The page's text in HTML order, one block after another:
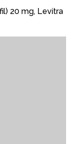
20 mg, Levitra